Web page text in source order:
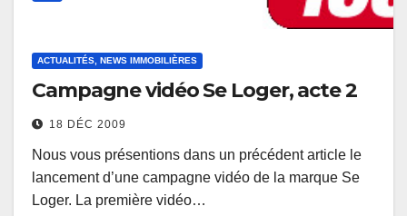
ACTUALITÉS, NEWS IMMOBILIÈRES
Campagne vidéo Se Loger, acte 2
18 DÉC 2009
Nous vous présentions dans un précédent article le
lancement d’une campagne vidéo de la marque Se
Loger. La première vidéo…